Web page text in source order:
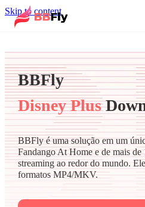
Skip to content
BBFly
Disney Plus
BBFly é uma solução em um
Fandango At Home e de mais de
streaming ao redor do mundo.
formatos MP4/MKV.